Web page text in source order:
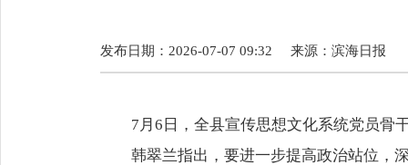
发布日期：2026-07-07 09:32 来源： 滨海日报
7月6日，全县宣传思想文化系统党员骨
韩翠兰指出，要进一步提高政治站位，